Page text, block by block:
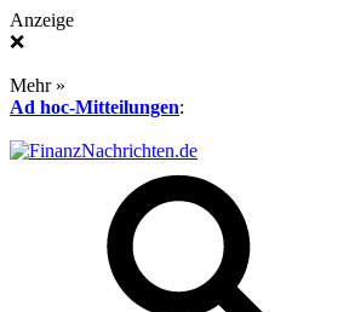
Anzeige
❌
Mehr »
Ad hoc-Mitteilungen: